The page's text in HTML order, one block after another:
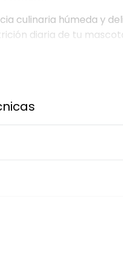
culinaria húmeda y
diaria de tu
esenciales para la
a tu Mascota:
que contribuye